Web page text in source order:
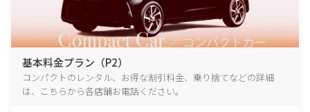
基本料金プラン（P2）
コンパクトのレンタル、お得な割引料金、乗り捨てなどの詳細
は、こちらから各店舗お電話ください。